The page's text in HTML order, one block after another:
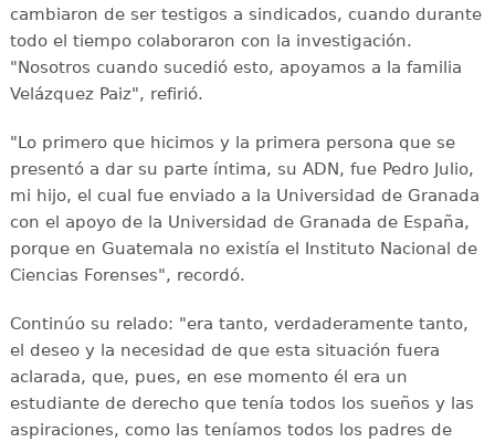
cambiaron de ser testigos a sindicados, cuando durante
todo el tiempo colaboraron con la investigación.
"Nosotros cuando sucedió esto, apoyamos a la familia
Velázquez Paiz", refirió.
"Lo primero que hicimos y la primera persona que se
presentó a dar su parte íntima, su ADN, fue Pedro Julio,
mi hijo, el cual fue enviado a la Universidad de Granada
con el apoyo de la Universidad de Granada de España,
porque en Guatemala no existía el Instituto Nacional de
Ciencias Forenses", recordó.
Continúo su relado: "era tanto, verdaderamente tanto,
el deseo y la necesidad de que esta situación fuera
aclarada, que, pues, en ese momento él era un
estudiante de derecho que tenía todos los sueños y las
aspiraciones, como las teníamos todos los padres de